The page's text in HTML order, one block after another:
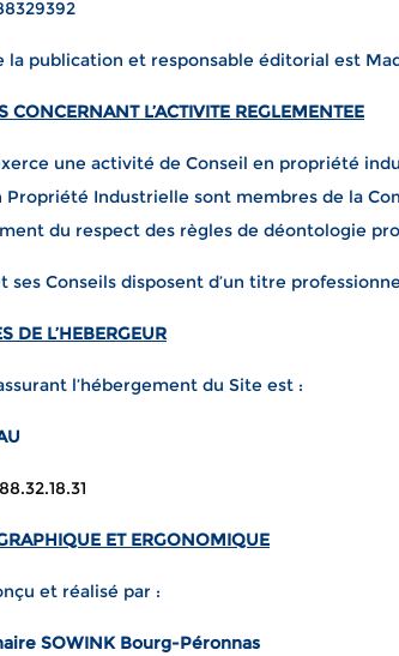
la publication et responsable éditorial est
CONCERNANT L’ACTIVITE REGLEMENTEE
une activité de Conseil en propriété
Propriété Industrielle sont membres de la
du respect des règles de déontologie
ses Conseils disposent d’un titre
DE L’HEBERGEUR
l’hébergement du Site est :
ET ERGONOMIQUE
et réalisé par :
SOWINK Bourg-Péronnas